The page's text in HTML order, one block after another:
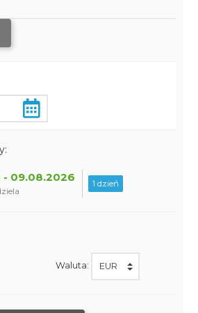
09.08.2026 1 dzień
Waluta: